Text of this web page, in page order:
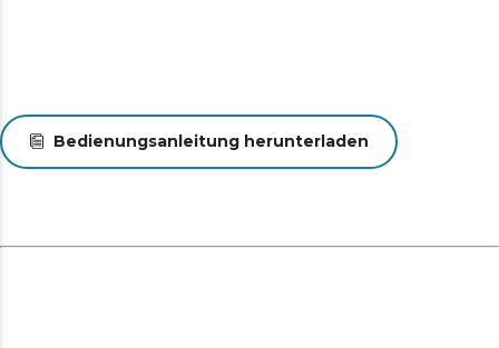
Bedienungsanleitung herunterladen